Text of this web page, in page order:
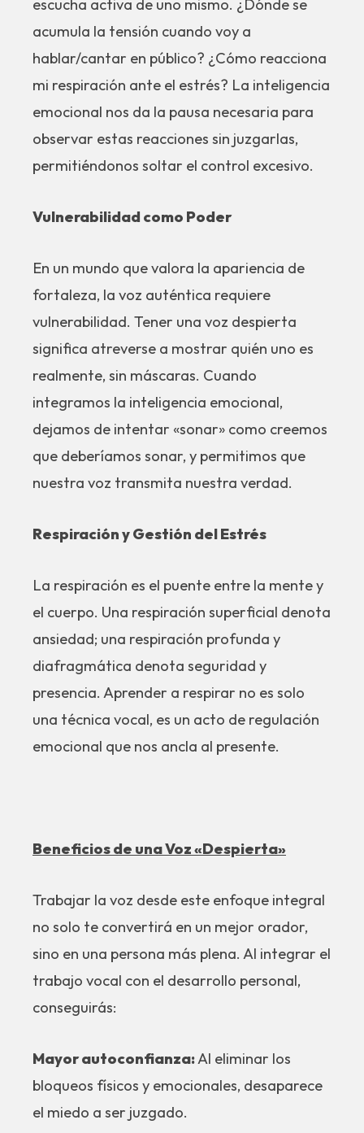
escucha activa de uno mismo. ¿Dónde se
acumula la tensión cuando voy a
hablar/cantar en público? ¿Cómo reacciona
mi respiración ante el estrés? La inteligencia
emocional nos da la pausa necesaria para
observar estas reacciones sin juzgarlas,
permitiéndonos soltar el control excesivo.
Vulnerabilidad como Poder
En un mundo que valora la apariencia de
fortaleza, la voz auténtica requiere
vulnerabilidad. Tener una voz despierta
significa atreverse a mostrar quién uno es
realmente, sin máscaras. Cuando
integramos la inteligencia emocional,
dejamos de intentar «sonar» como creemos
que deberíamos sonar, y permitimos que
nuestra voz transmita nuestra verdad.
Respiración y Gestión del Estrés
La respiración es el puente entre la mente y
el cuerpo. Una respiración superficial denota
ansiedad; una respiración profunda y
diafragmática denota seguridad y
presencia. Aprender a respirar no es solo
una técnica vocal, es un acto de regulación
emocional que nos ancla al presente.
Beneficios de una Voz «Despierta»
Trabajar la voz desde este enfoque integral
no solo te convertirá en un mejor orador,
sino en una persona más plena. Al integrar el
trabajo vocal con el desarrollo personal,
conseguirás:
Mayor autoconfianza:Al eliminar los
bloqueos físicos y emocionales, desaparece
el miedo a ser juzgado.